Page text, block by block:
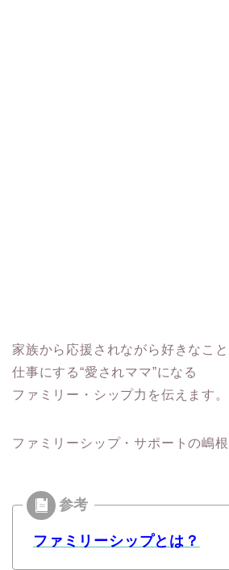
家族から応援されながら好きなこ
仕事にする“愛されママ”になる
ファミリー・シップ力を伝えます。
ファミリーシップ・サポートの嶋根
ファミリーシップとは？